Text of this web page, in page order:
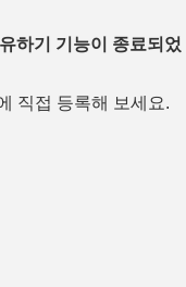
하기 기능이 종료되었
직접 등록해 보세요.